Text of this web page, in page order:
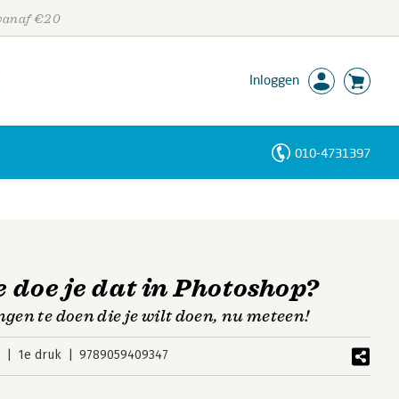
€20
Inloggen
010-4731397
doe je dat in Photoshop?
te doen die je wilt doen, nu meteen!
1e druk 9789059409347
Personen